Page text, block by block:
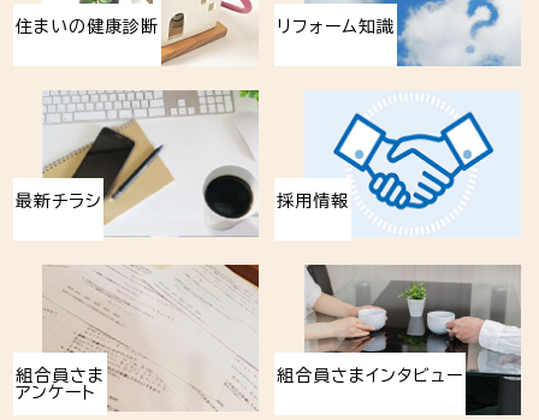
住まいの健康診断 リフォーム知識
最新チラシ 採用情報
組合員さま
アンケート
組合員さまインタビュー